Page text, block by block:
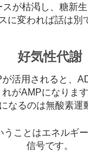
スが枯渇し、糖新
に変われば話は別
好気性代謝
活用されると、
れがAMPになります
なるのは無酸素運
ことはエネルギ
信号です。